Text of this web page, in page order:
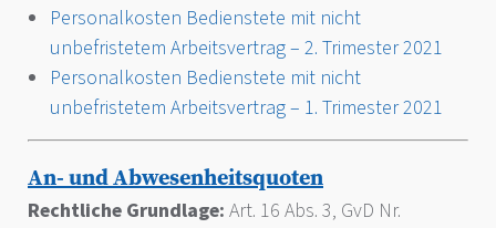
Personalkosten Bedienstete mit nicht
unbefristetem Arbeitsvertrag – 2. Trimester 2021
Personalkosten Bedienstete mit nicht
unbefristetem Arbeitsvertrag – 1. Trimester 2021
An- und Abwesenheitsquoten
Rechtliche Grundlage: Art. 16 Abs. 3, GvD Nr.